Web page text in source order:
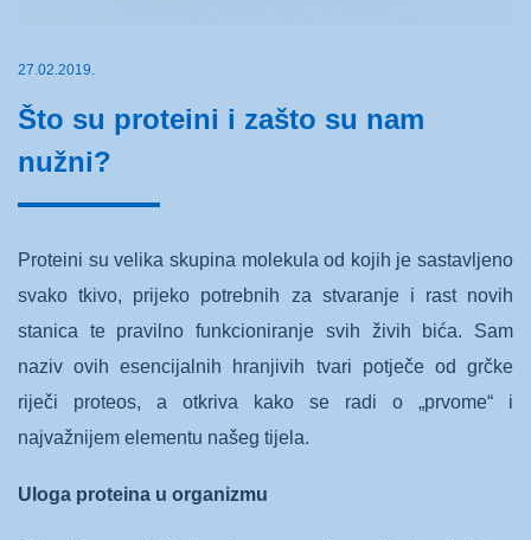
27.02.2019.
Što su proteini i zašto su nam
nužni?
Proteini su velika skupina molekula od kojih je sastavljeno
svako tkivo, prijeko potrebnih za stvaranje i rast novih
stanica te pravilno funkcioniranje svih živih bića. Sam
naziv ovih esencijalnih hranjivih tvari potječe od grčke
riječi proteos, a otkriva kako se radi o „prvome“ i
najvažnijem elementu našeg tijela.
Uloga proteina u organizmu